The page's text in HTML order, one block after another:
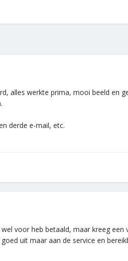
alles werkte prima, mooi beeld en
derde e-mail, etc.
voor heb betaald, maar kreeg
uit maar aan de service en